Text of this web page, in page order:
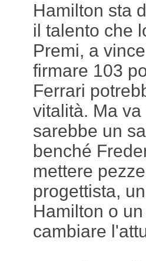
Hamilton sta
il talento che
Premi, a
firmare 103
Ferrari
vitalità. Ma
sarebbe un
benché
mettere
progettista,
Hamilton o
cambiare